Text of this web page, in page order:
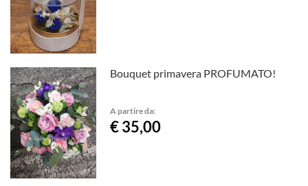
Bouquet primavera PROFUMATO!
A partire da:
€ 35,00